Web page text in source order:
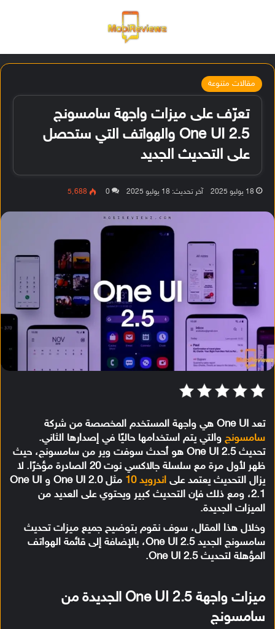
مقالات متنوعة
تعرّف على ميزات واجهة سامسونج
One UI 2.5 والهواتف التي ستحصل
على التحديث الجديد
18 يوليو 2025 آخر تحديث: 18 يوليو 2025 0 5٬688
تعد One UI هي واجهة المستخدم المخصصة من شركة
سامسونج والتي يتم استخدامها حاليًا في إصدارها الثاني.
تحديث One UI 2.5 هو أحدث سوفت وير من سامسونج، حيث
ظهر لأول مرة مع سلسلة جالاكسي نوت 20 الصادرة مؤخرًا. لا
يزال التحديث يعتمد على اندرويد 10
مثل One UI 2.0 و One UI
2.1، ومع ذلك فإن التحديث كبير ويحتوي على العديد من
الميزات الجديدة.
وخلال هذا المقال، سوف نقوم بتوضيح جميع ميزات تحديث
سامسونج الجديد One UI 2.5، بالإضافة إلى قائمة الهواتف
المؤهلة لتحديث One UI 2.5.
ميزات واجهة One UI 2.5 الجديدة من
سامسونج